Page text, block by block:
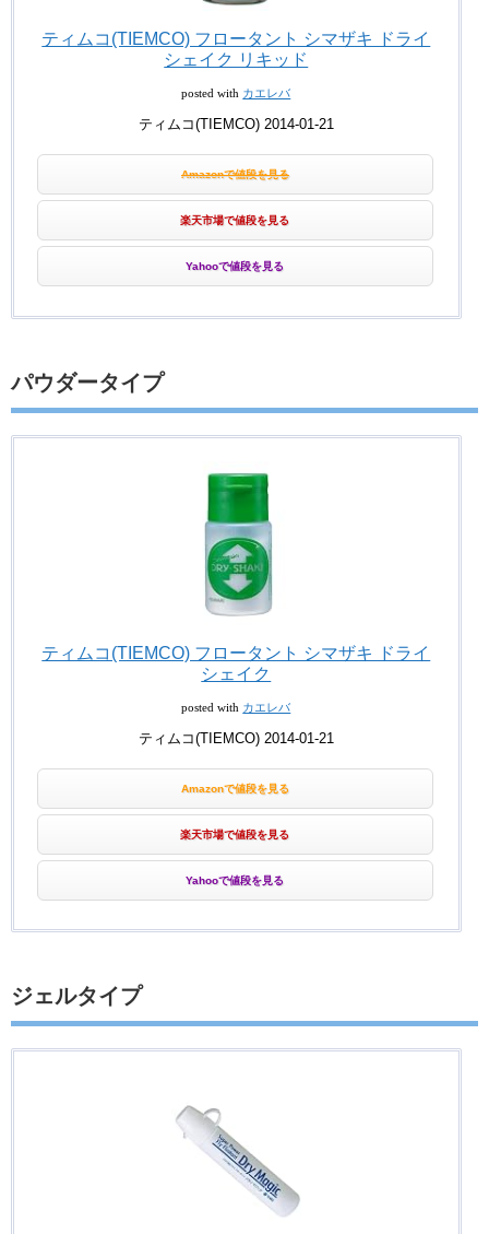
ティムコ(TIEMCO) フロータント シマザキ ドライ
シェイク リキッド
posted with カエレバ
ティムコ(TIEMCO) 2014-01-21
Amazonで値段を見る
楽天市場で値段を見る
Yahooで値段を見る
パウダータイプ
ティムコ(TIEMCO) フロータント シマザキ ドライ
シェイク
posted with カエレバ
ティムコ(TIEMCO) 2014-01-21
Amazonで値段を見る
楽天市場で値段を見る
Yahooで値段を見る
ジェルタイプ